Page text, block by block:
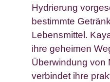
Hydrierung
bestimmte
Lebensmittel.
ihre geheimen
Überwindung von
verbindet ihre